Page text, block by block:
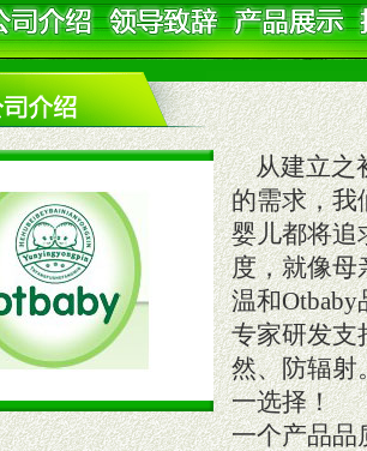
从建立之
的需求，我
婴儿都将追
度，就像
温和
专家研发支
然、防辐射
一选择！
一个产品